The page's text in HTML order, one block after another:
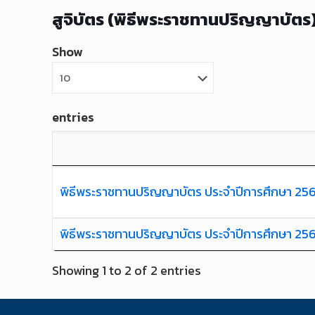
สูจิบัตร (พิธีพระราชทานปริญญาบัต
Show
entries
พิธีพระราชทานปริญญาบัตร ประจำปีการศึกษา
พิธีพระราชทานปริญญาบัตร ประจำปีการศึกษา
Showing 1 to 2 of 2 entries